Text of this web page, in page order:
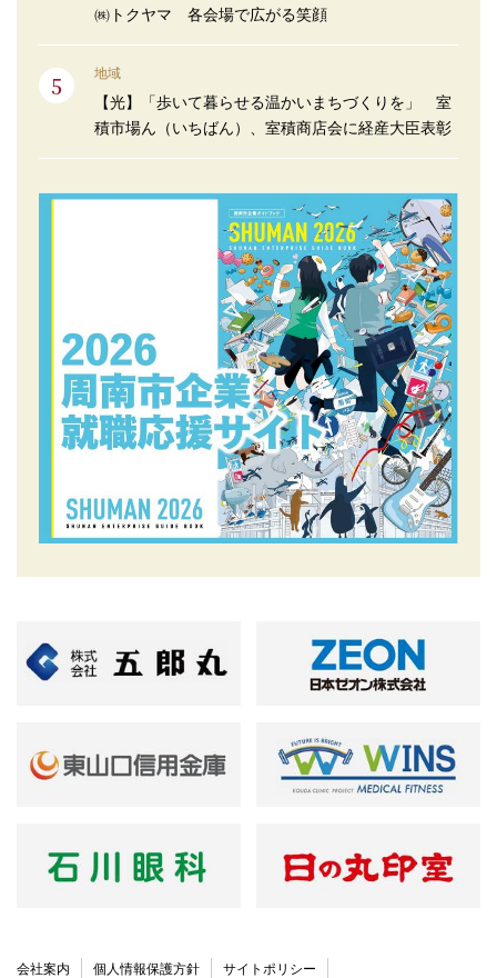
㈱トクヤマ 各会場で広がる笑顔
地域
【光】「歩いて暮らせる温かいまちづくりを」 室
積市場ん（いちばん）、室積商店会に経産大臣表彰
会社案内 個人情報保護方針 サイトポリシー